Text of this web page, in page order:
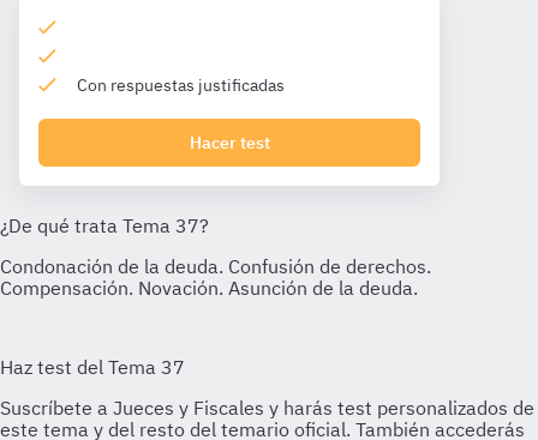
Con respuestas justificadas
Hacer test